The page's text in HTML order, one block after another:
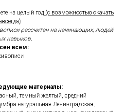
на целый год (с возможностью скачать
рассчитан на начинающих, людей
навыков.
всем:
материалы:
темный желтый, средний
натуральная Ленинградская,